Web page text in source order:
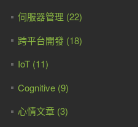
伺服器管理 (22)
跨平台開發 (18)
IoT (11)
Cognitive (9)
心情文章 (3)